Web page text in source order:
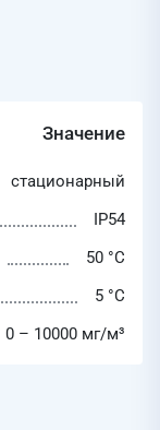
Значение
стационарный
IP54
50 °C
5 °C
0 – 10000 мг/м³